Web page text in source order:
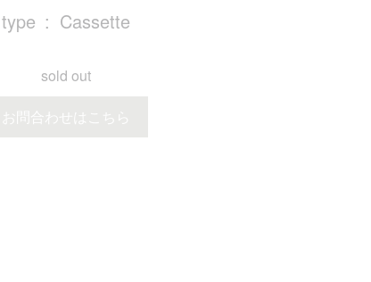
type
Cassette
sold out
お問合わせはこちら